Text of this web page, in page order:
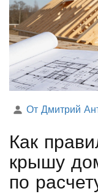
От Дмитрий
Как
крышу
по